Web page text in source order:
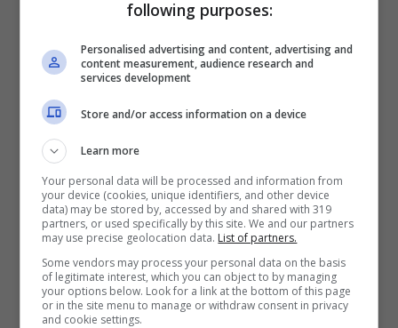
fatti presunta stregoneria che portarono a
processi a donne che venivano
considerate vere e proprie streghe. Torture
praticate in modo crudele per estorcere,
alla fine, confessioni fasulle.
following purposes:
Personalised advertising and content, advertising and
content measurement, audience research and
services development
Store and/or access information on a device
Learn more
Your personal data will be processed and information from
your device (cookies, unique identifiers, and other device
data) may be stored by, accessed by and shared with 319
partners, or used specifically by this site. We and our partners
may use precise geolocation data. List of partners.
Some vendors may process your personal data on the basis
of legitimate interest, which you can object to by managing
your options below. Look for a link at the bottom of this page
or in the site menu to manage or withdraw consent in privacy
and cookie settings.